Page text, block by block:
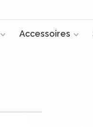
Accessoires